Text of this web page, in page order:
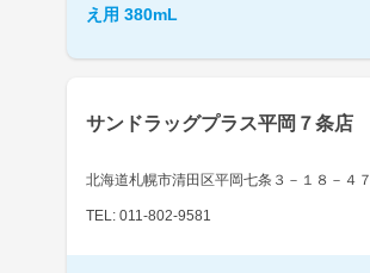
え用 380mL
サンドラッグプラス平岡７条店
北海道札幌市清田区平岡七条３－１８－４７
TEL: 011-802-9581